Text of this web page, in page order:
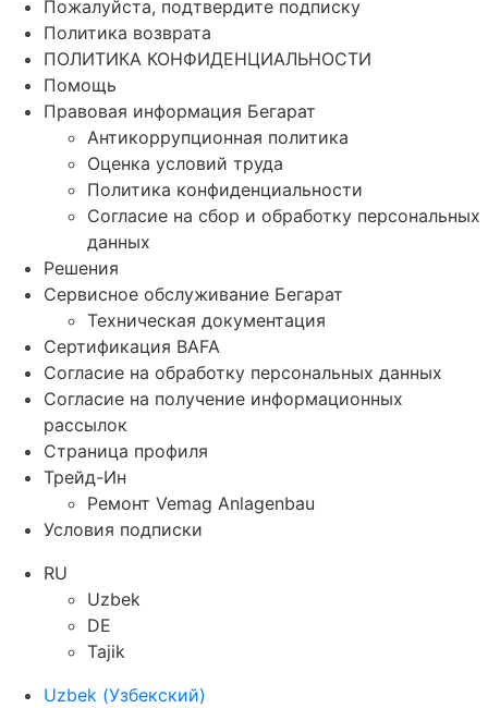
Пожалуйста, подтвердите подписку
Политика возврата
ПОЛИТИКА КОНФИДЕНЦИАЛЬНОСТИ
Помощь
Правовая информация Бегарат
Антикоррупционная политика
Оценка условий труда
Политика конфиденциальности
Согласие на сбор и обработку персональных
данных
Решения
Сервисное обслуживание Бегарат
Техническая документация
Сертификация BAFA
Согласие на обработку персональных данных
Согласие на получение информационных
рассылок
Страница профиля
Трейд-Ин
Ремонт Vemag Anlagenbau
Условия подписки
RU
Uzbek
DE
Tajik
Uzbek (Узбекский)